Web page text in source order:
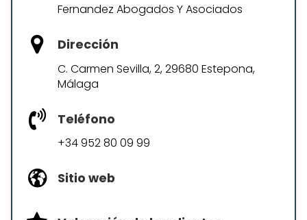
Fernandez Abogados Y Asociados
Dirección
C. Carmen Sevilla, 2, 29680 Estepona,
Málaga
Teléfono
+34 952 80 09 99
Sitio web